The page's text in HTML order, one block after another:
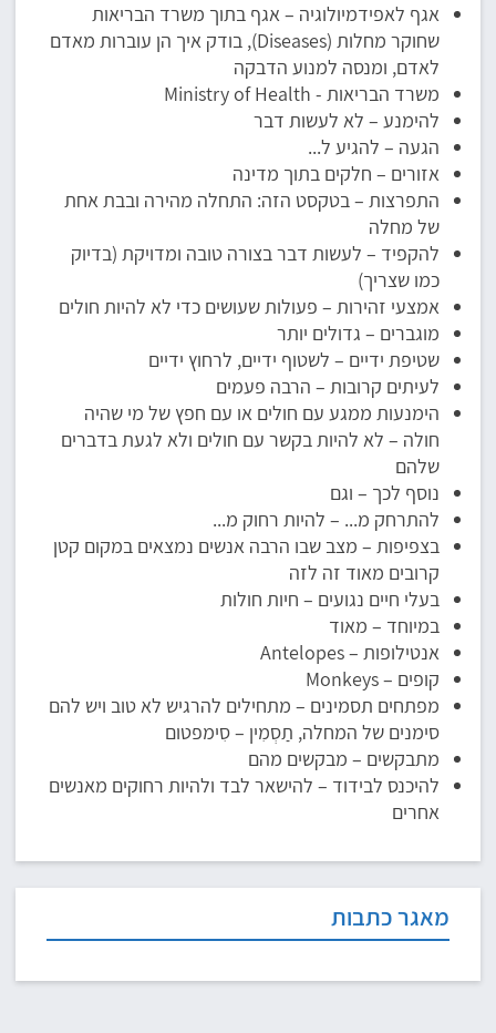
מאגר כתבות
אגף לאפידמיולוגיה – אגף בתוך משרד הבריאות
שחוקר מחלות (Diseases), בודק איך הן עוברות מאדם
לאדם, ומנסה למנוע הדבקה
משרד הבריאות - Ministry of Health
להימנע – לא לעשות דבר
הגעה – להגיע ל...
אזורים – חלקים בתוך מדינה
התפרצות – בטקסט הזה: התחלה מהירה ובבת אחת
של מחלה
להקפיד – לעשות דבר בצורה טובה ומדויקת (בדיוק
כמו שצריך)
אמצעי זהירות – פעולות שעושים כדי לא להיות חולים
מוגברים – גדולים יותר
שטיפת ידיים – לשטוף ידיים, לרחוץ ידיים
לעיתים קרובות – הרבה פעמים
הימנעות ממגע עם חולים או עם חפץ של מי שהיה
חולה – לא להיות בקשר עם חולים ולא לגעת בדברים
שלהם
נוסף לכך – וגם
להתרחק מ... – להיות רחוק מ...
בצפיפות – מצב שבו הרבה אנשים נמצאים במקום קטן
קרובים מאוד זה לזה
בעלי חיים נגועים – חיות חולות
במיוחד – מאוד
אנטילופות – Antelopes
קופים – Monkeys
מפתחים תסמינים – מתחילים להרגיש לא טוב ויש להם
סימנים של המחלה, תַסְמִין – סִימפטום
מתבקשים – מבקשים מהם
להיכנס לבידוד – להישאר לבד ולהיות רחוקים מאנשים
אחרים